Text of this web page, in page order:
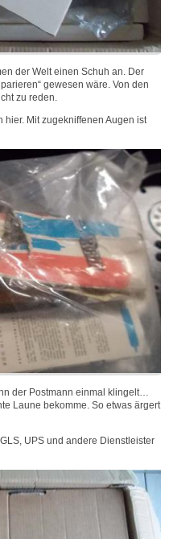
der Welt einen Schuh an. Der
gewesen wäre. Von den
zu reden.
Mit zugekniffenen Augen ist
der Postmann einmal klingelt…
Laune bekomme. So etwas ärgert
UPS und andere Dienstleister